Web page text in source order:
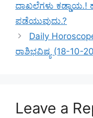
ದಾಖಲೆಗಳು ಕಡ್ಡಾಯ.!
ಪಡೆಯುವುದು.?
Daily
ರಾಶಿಭವಿಷ್ಯ (18-10-
Leave a